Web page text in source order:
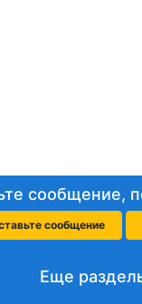
сообщение,
сообщение
Еще